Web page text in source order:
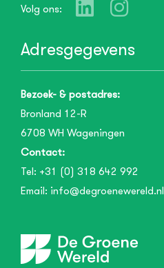
Volg ons:
Adresgegevens
Bezoek- & postadres:
Bronland 12-R
6708 WH Wageningen
Contact:
Tel: +31 (0) 318 642 992
Email: info@degroenewereld.nl